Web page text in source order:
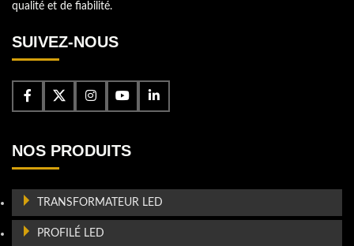
qualité et de fiabilité.
SUIVEZ-NOUS
NOS PRODUITS
TRANSFORMATEUR LED
PROFILÉ LED